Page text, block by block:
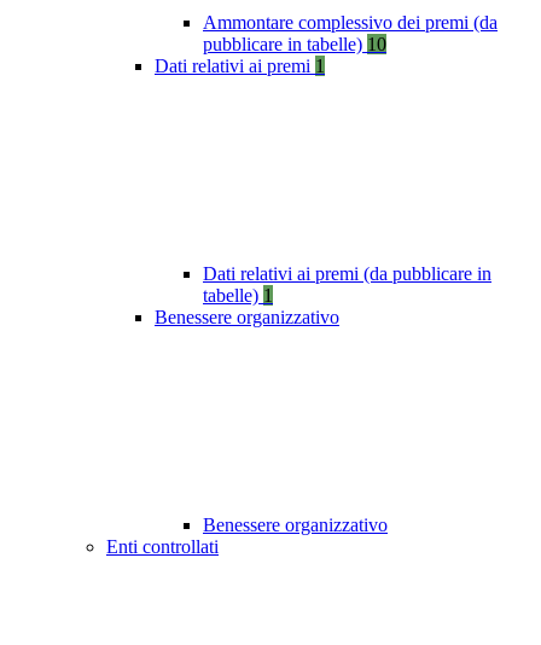
Ammontare complessivo dei premi (da
pubblicare in tabelle) 10
Dati relativi ai premi 1
Dati relativi ai premi (da pubblicare in
tabelle) 1
Benessere organizzativo
Benessere organizzativo
Enti controllati